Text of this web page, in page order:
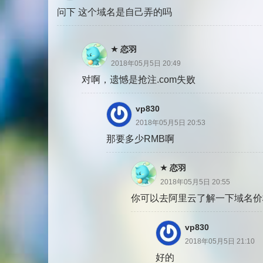
问下 这个域名是自己弄的吗
恋羽
2018年05月5日 20:49
对啊，遗憾是抢注.com失败
vp830
2018年05月5日 20:53
那要多少RMB啊
恋羽
2018年05月5日 20:55
你可以去阿里云了解一下域名
vp830
2018年05月5日 21:10
好的